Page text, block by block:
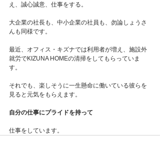
え、誠心誠意、仕事をする。
大企業の社長も、中小企業の社員も、勿論しょうさ
んも同様です。
最近、オフィス・キズナでは利用者が増え、施設外
就労でKIZUNA HOMEの清掃をしてもらっていま
す。
それでも、楽しそうに一生懸命に働いている彼らを
見ると元気をもらえます。
自分の仕事にプライドを持って
仕事をしています。